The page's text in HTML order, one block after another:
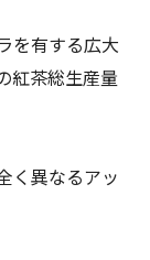
を有する広大
紅茶総生産量
く異なるアッ